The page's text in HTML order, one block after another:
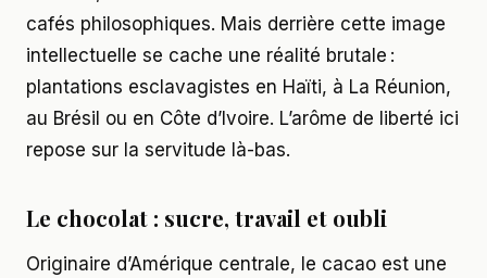
cafés philosophiques. Mais derrière cette image
intellectuelle se cache une réalité brutale :
plantations esclavagistes en Haïti, à La Réunion,
au Brésil ou en Côte d’Ivoire. L’arôme de liberté ici
repose sur la servitude là-bas.
Le chocolat : sucre, travail et oubli
Originaire d’Amérique centrale, le cacao est une